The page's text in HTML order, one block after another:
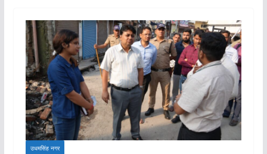
उधमसिंह नगर